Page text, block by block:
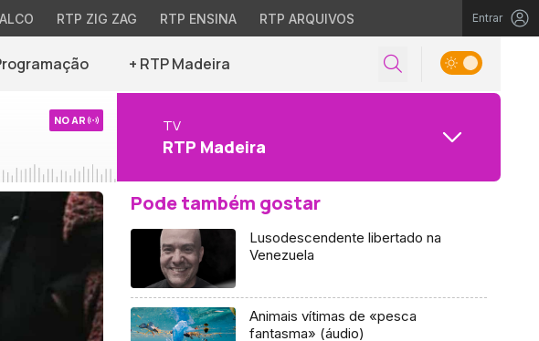
RTP ZIG ZAG RTP ENSINA RTP ARQUIVOS Entrar
+ RTP Madeira
NO AR TV
RTP Madeira
Pode também gostar
Lusodescendente libertado na
Venezuela
Animais vítimas de «pesca
fantasma» (áudio)